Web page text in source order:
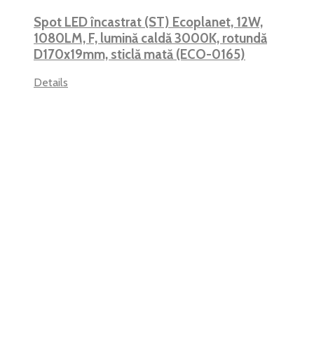
Spot LED încastrat (ST) Ecoplanet, 12W,
1080LM, F, lumină caldă 3000K, rotundă
D170x19mm, sticlă mată (ECO-0165)
Details